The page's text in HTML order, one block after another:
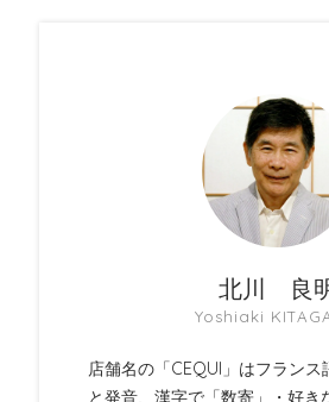
北川 良
Yoshiaki
店舗名の「CEQUI」はフランス
と発音、漢字で「数寄」・好き